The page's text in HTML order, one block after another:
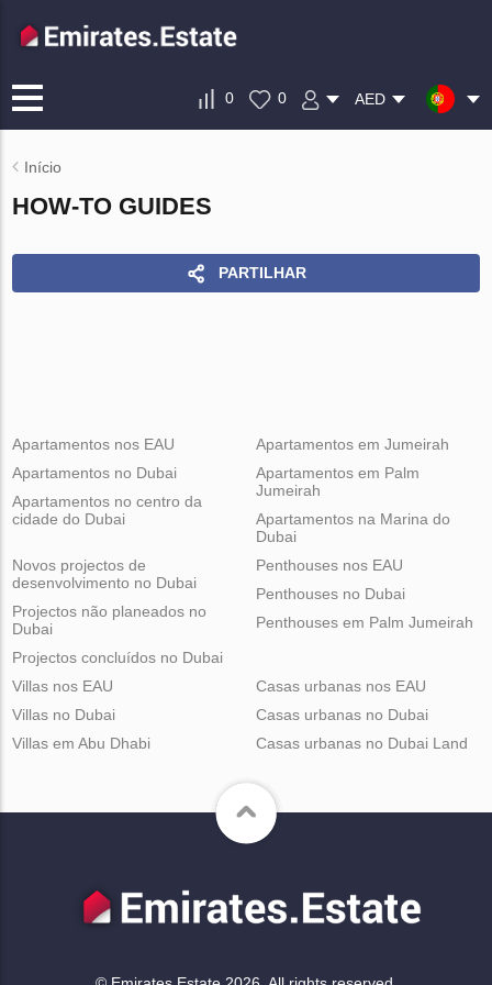
0 0 AED
Início
HOW-TO GUIDES
PARTILHAR
Apartamentos nos EAU
Apartamentos no Dubai
Apartamentos no centro da
cidade do Dubai
Apartamentos em Jumeirah
Apartamentos em Palm
Jumeirah
Apartamentos na Marina do
Dubai
Novos projectos de
desenvolvimento no Dubai
Projectos não planeados no
Dubai
Projectos concluídos no Dubai
Penthouses nos EAU
Penthouses no Dubai
Penthouses em Palm Jumeirah
Villas nos EAU
Villas no Dubai
Villas em Abu Dhabi
Casas urbanas nos EAU
Casas urbanas no Dubai
Casas urbanas no Dubai Land